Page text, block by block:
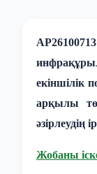
екіншілік
арқылы
әзірлеудің
Жобаны